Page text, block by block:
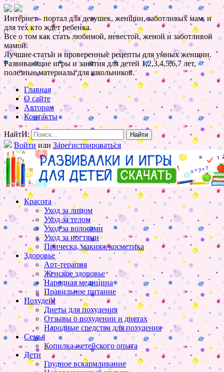
Интернет - портал для девушек, женщин, заботливых мам, и
для тех кто ждет ребенка.
Все о том как стать любимой, невестой, женой и заботливой
мамой.
Лучшие статьи и проверенные рецепты для умных женщин.
Развивающие игры и занятия для детей 1,2,3,4,5,6,7 лет,
полезные материалы для школьников.
Главная
О сайте
Авторам
Контакты
НайтИ:
Войти или Зарегистрироваться
Красота
Уход за лицом
Уход за телом
Уход за волосами
Уход за ногтями
Прическа, макияж косметика
Здоровье
Арт-терапия
Женское здоровье
Народная медицина
Правильное питание
Похудей!
Диеты для похудения
Отзывы о похудении и диетах
Народные средства для похудения
Семья
Копилка жетейского опыта
Дети
Грудное вскармливание